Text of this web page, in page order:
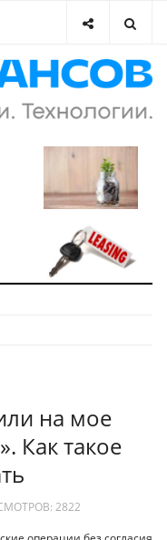
на мое
Как такое
2822